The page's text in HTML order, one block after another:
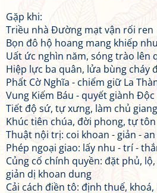
Gặp khi:
Triều nhà Đường mạt vận rối ren
Bọn đô hộ hoang mang khiếp
Uất ức nghìn năm, sóng trào lên
Hiệp lực ba quân, lửa bùng cháy
Phất Cờ Nghĩa - chiếm giữ La
Vung Kiếm Báu - quyết giành Độc
Tiết độ sứ, tự xưng, làm chủ
Khúc tiên chúa, đời phong, tự
Thuật nội trị: coi khoan - giản -
Phép ngoại giao: lấy nhu - trí -
Củng cố chính quyền: đặt phủ,
giản dị khoan dung
Cải cách điền tô: định thuế,